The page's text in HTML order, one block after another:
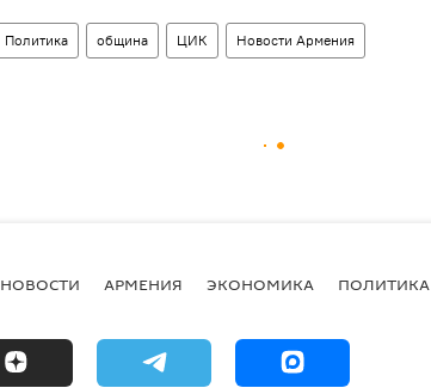
Политика община ЦИК Новости Армения
НОВОСТИ АРМЕНИЯ ЭКОНОМИКА ПОЛИТИКА